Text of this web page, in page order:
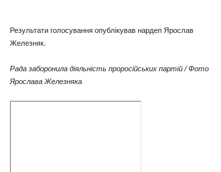
Результати голосування опублікував нардеп Ярослав
Железняк.
Рада заборонила діяльність проросійських партій / Фото
Ярослава Железняка